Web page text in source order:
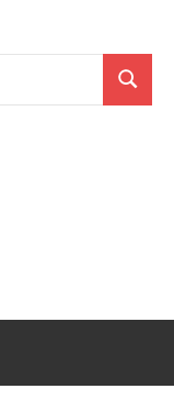
Search